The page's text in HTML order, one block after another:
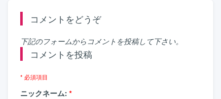
コメントをどうぞ
下記のフォームからコメントを投稿して下さい。
コメントを投稿
* 必須項目
ニックネーム: *